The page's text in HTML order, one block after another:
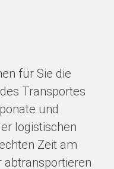
für Sie die
Transportes
und
logistischen
Zeit am
abtransportieren